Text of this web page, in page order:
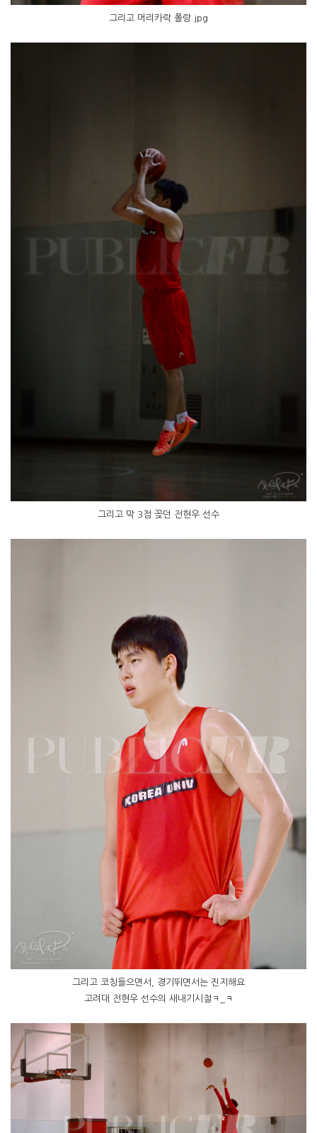
그리고 머리카락 폴랑.jpg
그리고 막 3점 꽂던 전현우 선수
그리고 코칭들으면서, 경기뛰면서는 진지해요
고려대 전현우 선수의 새내기시절ㅋ_ㅋ